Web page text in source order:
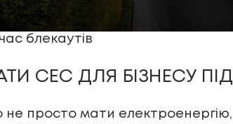
блекаутів
СЕС ДЛЯ БІЗНЕСУ
не просто мати